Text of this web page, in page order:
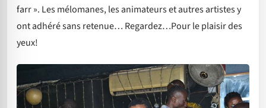
farr ». Les mélomanes, les animateurs et autres artistes y
ont adhéré sans retenue… Regardez…Pour le plaisir des
yeux!